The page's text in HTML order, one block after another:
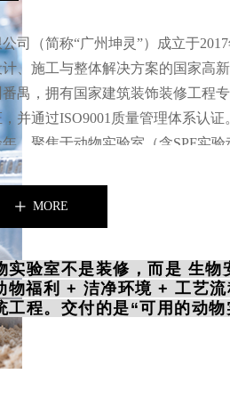
实验室不是装修，而是 生物
物福利 + 洁净环境 + 工艺流
工程。交付的是“可用 的动
司（简称“广州坤灵”）成立于
、施工与整体解决方案的国家高新
禺，拥有国家建筑装饰装修工程
并通过ISO9001质量管理体系认证
，聚焦于动物实验室（含SPF实验
制药洁净车间、半导体与电子无
域。公司坚持自有施工团队管理、
案规划、深化设计、工程施工、系
化交付，有效避免多方协调中的衔
协会、上海实验室装备协会、广东
员，并广泛参与全国医院建设大会
机械博览会等行业展会。
新、品质”为发展理念，致力于为客
净空间。让洁净工程更省心、更可
ꄸ MORE